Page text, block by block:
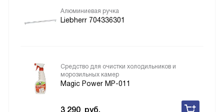
Алюминиевая ручка
Liebherr 704336301
Средство для очистки холодильников и
морозильных камер
Magic Power MP-011
3 290 руб.